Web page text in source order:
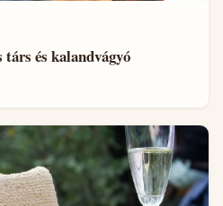
és kalandvágyó